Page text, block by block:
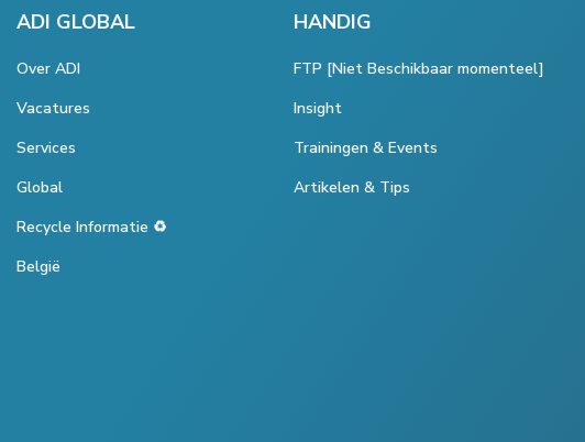
ADI GLOBAL
Over ADI
Vacatures
Services
Global
Recycle Informatie ♻️
België
HANDIG
FTP [Niet Beschikbaar momenteel]
Insight
Trainingen & Events
Artikelen & Tips